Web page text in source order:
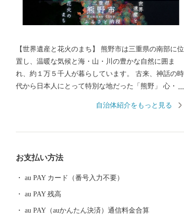
【世界遺産と花火のまち】 熊野市は三重県の南部に位
置し、温暖な気候と海・山・川の豊かな自然に囲ま
れ、約１万５千人が暮らしています。 古来、神話の時
代から日本人にとって特別な地だった「熊野」 心・
熊野を目指し訪れていました。 苔むした風情のある石
育まれてきた独自の文化が今も息づいています。 毎年
に轟く音と光を楽しもうと 全国から多くの人が訪れま
す。
自治体紹介をもっと見る
お支払い方法
au PAY カード（番号入力不要）
au PAY 残高
au PAY（auかんたん決済）通信料金合算